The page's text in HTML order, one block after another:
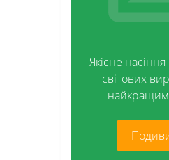
Стекло
Контейнери і
Якісне
світових